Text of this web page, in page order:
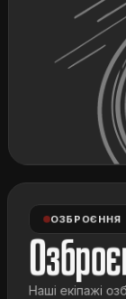
ОЗБРОЄННЯ
Наші екіпажі